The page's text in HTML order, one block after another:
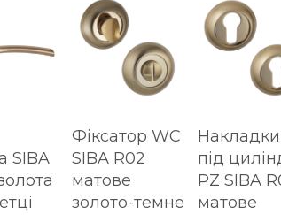
SIBA
Фіксатор WC
SIBA R02
матове
золото-темне
Накладки
під
PZ SIBA
матове